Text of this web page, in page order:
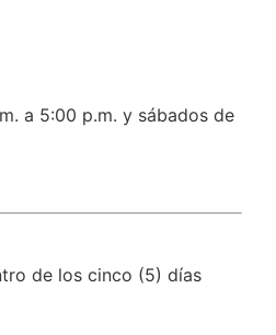
a 5:00 p.m. y sábados de
de los cinco (5) días